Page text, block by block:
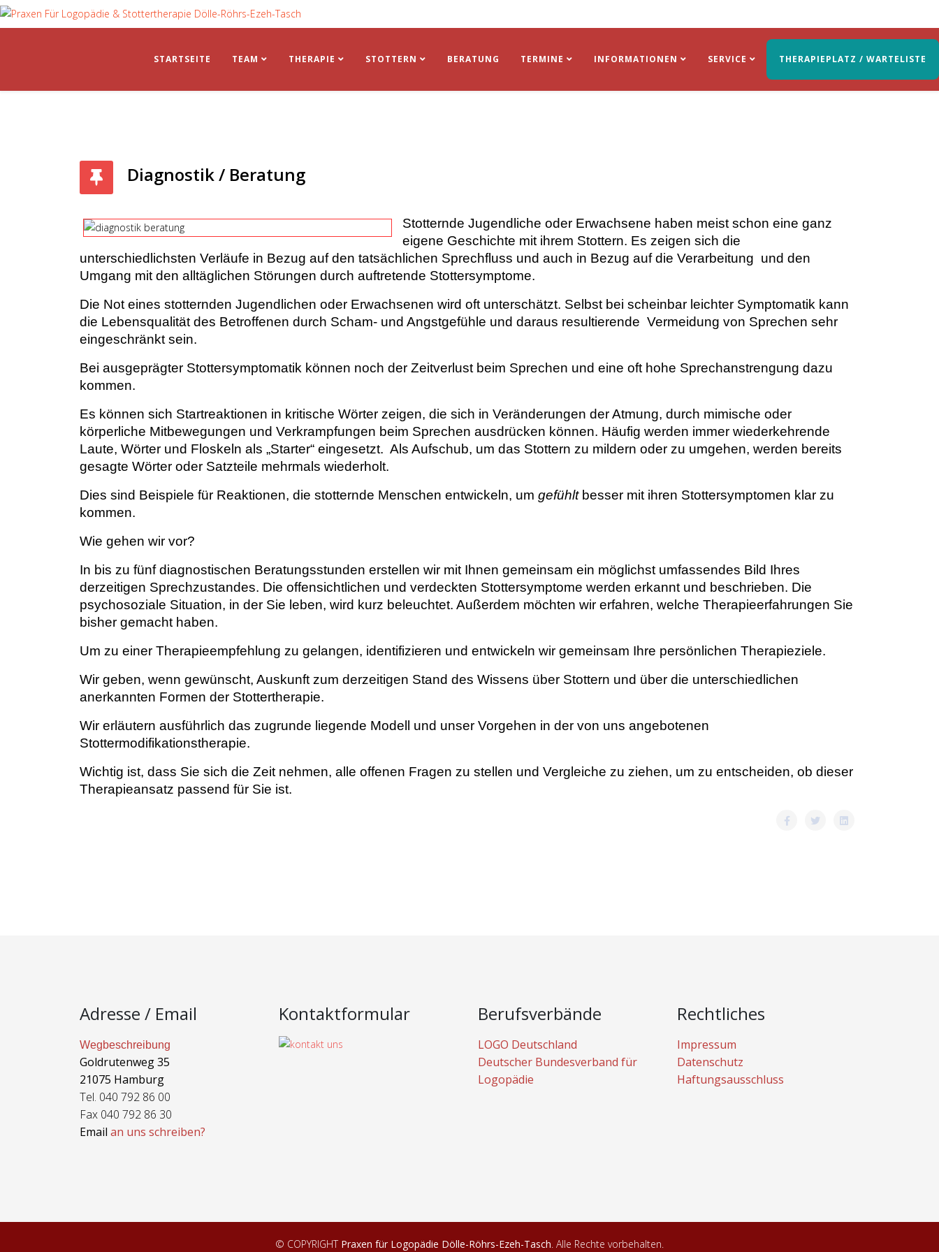
STARTSEITE TEAM THERAPIE STOTTERN BERATUNG TERMINE INFORMATIONEN SERVICE THERAPIEPLATZ / WARTELISTE
Diagnostik / Beratung
Stotternde Jugendliche oder Erwachsene haben meist schon eine ganz
eigene Geschichte mit ihrem Stottern. Es zeigen sich die
unterschiedlichsten Verläufe in Bezug auf den tatsächlichen Sprechfluss und auch in Bezug auf die Verarbeitung und den
Umgang mit den alltäglichen Störungen durch auftretende Stottersymptome.
Die Not eines stotternden Jugendlichen oder Erwachsenen wird oft unterschätzt. Selbst bei scheinbar leichter Symptomatik kann
die Lebensqualität des Betroffenen durch Scham- und Angstgefühle und daraus resultierende Vermeidung von Sprechen sehr
eingeschränkt sein.
Bei ausgeprägter Stottersymptomatik können noch der Zeitverlust beim Sprechen und eine oft hohe Sprechanstrengung dazu
kommen.
Es können sich Startreaktionen in kritische Wörter zeigen, die sich in Veränderungen der Atmung, durch mimische oder
körperliche Mitbewegungen und Verkrampfungen beim Sprechen ausdrücken können. Häufig werden immer wiederkehrende
Laute, Wörter und Floskeln als „Starter“ eingesetzt. Als Aufschub, um das Stottern zu mildern oder zu umgehen, werden bereits
gesagte Wörter oder Satzteile mehrmals wiederholt.
Dies sind Beispiele für Reaktionen, die stotternde Menschen entwickeln, um gefühltbesser mit ihren Stottersymptomen klar zu
kommen.
Wie gehen wir vor?
In bis zu fünf diagnostischen Beratungsstunden erstellen wir mit Ihnen gemeinsam ein möglichst umfassendes Bild Ihres
derzeitigen Sprechzustandes. Die offensichtlichen und verdeckten Stottersymptome werden erkannt und beschrieben. Die
psychosoziale Situation, in der Sie leben, wird kurz beleuchtet. Außerdem möchten wir erfahren, welche Therapieerfahrungen Sie
bisher gemacht haben.
Um zu einer Therapieempfehlung zu gelangen, identifizieren und entwickeln wir gemeinsam Ihre persönlichen Therapieziele.
Wir geben, wenn gewünscht, Auskunft zum derzeitigen Stand des Wissens über Stottern und über die unterschiedlichen
anerkannten Formen der Stottertherapie.
Wir erläutern ausführlich das zugrunde liegende Modell und unser Vorgehen in der von uns angebotenen
Stottermodifikationstherapie.
Wichtig ist, dass Sie sich die Zeit nehmen, alle offenen Fragen zu stellen und Vergleiche zu ziehen, um zu entscheiden, ob dieser
Therapieansatz passend für Sie ist.
Adresse / Email
Wegbeschreibung
Goldrutenweg 35
21075 Hamburg
Tel. 040 792 86 00
Fax 040 792 86 30
Email an uns schreiben?
Kontaktformular Berufsverbände
LOGO Deutschland
Deutscher Bundesverband für
Logopädie
Rechtliches
Impressum
Datenschutz
Haftungsausschluss
© COPYRIGHT Praxen für Logopädie Dölle-Röhrs-Ezeh-Tasch. Alle Rechte vorbehalten.